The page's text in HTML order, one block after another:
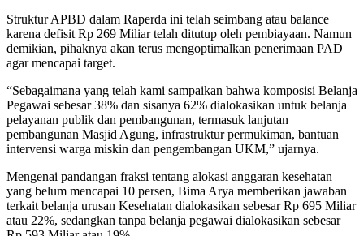
Struktur APBD dalam Raperda ini telah seimbang atau balance
karena defisit Rp 269 Miliar telah ditutup oleh pembiayaan. Namun
demikian, pihaknya akan terus mengoptimalkan penerimaan PAD
agar mencapai target.
“Sebagaimana yang telah kami sampaikan bahwa komposisi Belanja
Pegawai sebesar 38% dan sisanya 62% dialokasikan untuk belanja
pelayanan publik dan pembangunan, termasuk lanjutan
pembangunan Masjid Agung, infrastruktur permukiman, bantuan
intervensi warga miskin dan pengembangan UKM,” ujarnya.
Mengenai pandangan fraksi tentang alokasi anggaran kesehatan
yang belum mencapai 10 persen, Bima Arya memberikan jawaban
terkait belanja urusan Kesehatan dialokasikan sebesar Rp 695 Miliar
atau 22%, sedangkan tanpa belanja pegawai dialokasikan sebesar